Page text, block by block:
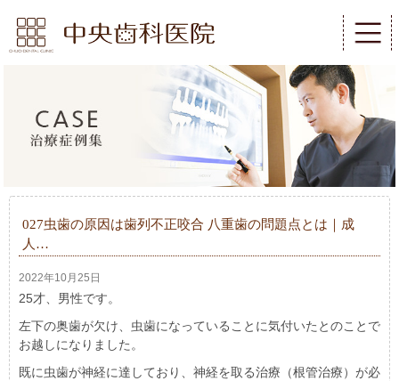
027虫歯の原因は歯列不正咬合 八重歯の問題点とは｜成
人…
2022年10月25日
25才、男性です。
左下の奥歯が欠け、虫歯になっていることに気付いたとのことで
お越しになりました。
既に虫歯が神経に達しており、神経を取る治療（根管治療）が必